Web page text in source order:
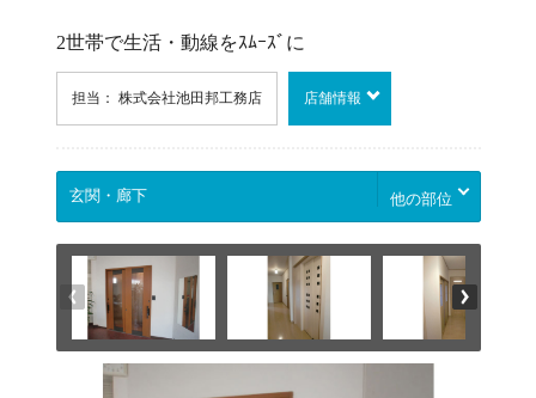
2世帯で生活・動線をｽﾑｰｽﾞに
担当： 株式会社池田邦工務店 店舗情報
他の部位